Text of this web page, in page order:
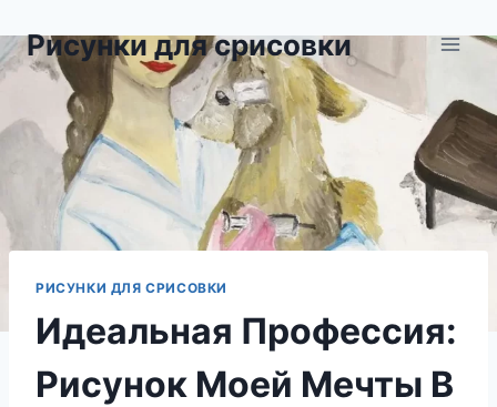
содержимому
Рисунки для срисовки
РИСУНКИ ДЛЯ СРИСОВКИ
Идеальная Профессия:
Рисунок Моей Мечты В